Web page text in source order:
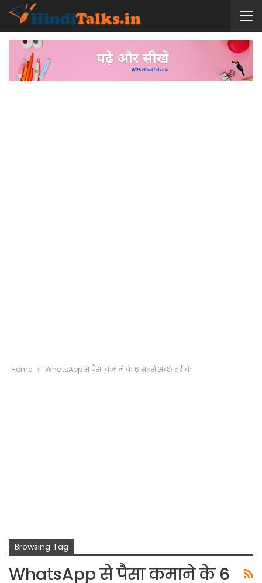
Home WhatsApp से पैसा कमाने के 6 सबसे अच्छे तरीके
Browsing Tag
WhatsApp से पैसा कमाने के 6